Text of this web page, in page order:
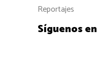
Reportajes
Síguenos en